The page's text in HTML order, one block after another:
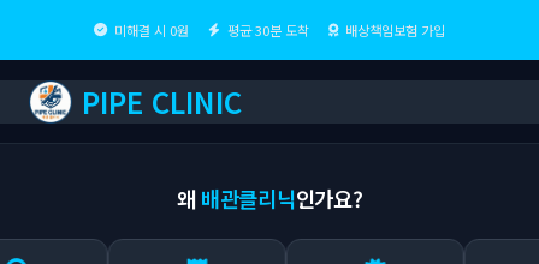
미해결 시 0원 평균 30분 도착 배상책임보험 가입
PIPE CLINIC
왜 배관클리닉인가요?